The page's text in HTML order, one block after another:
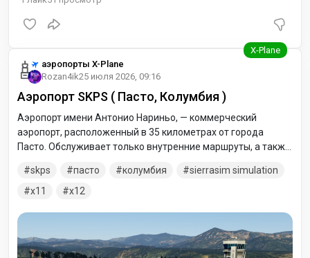
аэропорты X-Plane
Rozan4ik25 июля 2026, 09:16
Аэропорт SKPS ( Пасто, Колумбия )
Аэропорт имени Антонио Нариньо, — коммерческий
аэропорт, расположенный в 35 километрах от города
Пасто. Обслуживает только внутренние маршруты, а также
версии для двух симуляторов. X-Plane 11 и X-Plane 12.
skps пасто колумбия
sierrasim simulation
x11
x12